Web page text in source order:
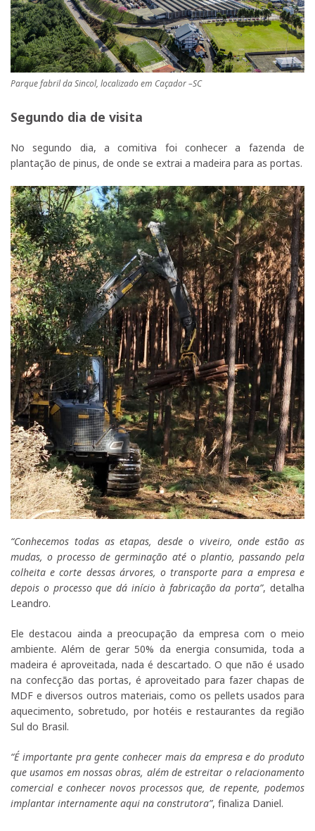
Parque fabril da Sincol, localizado em Caçador –SC
Segundo dia de visita
No segundo dia, a comitiva foi conhecer a fazenda de
plantação de pinus, de onde se extrai a madeira para as portas.
“Conhecemos todas as etapas, desde o viveiro, onde estão as
mudas, o processo de germinação até o plantio, passando pela
colheita e corte dessas árvores, o transporte para a empresa e
depois o processo que dá início à fabricação da porta”, detalha
Leandro.
Ele destacou ainda a preocupação da empresa com o meio
ambiente. Além de gerar 50% da energia consumida, toda a
madeira é aproveitada, nada é descartado. O que não é usado
na confecção das portas, é aproveitado para fazer chapas de
MDF e diversos outros materiais, como os pellets usados para
aquecimento, sobretudo, por hotéis e restaurantes da região
Sul do Brasil.
“É importante pra gente conhecer mais da empresa e do produto
que usamos em nossas obras, além de estreitar o relacionamento
comercial e conhecer novos processos que, de repente, podemos
implantar internamente aqui na construtora”, finaliza Daniel.